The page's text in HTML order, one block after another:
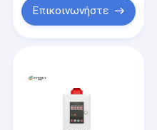
Επικοινωνήστε